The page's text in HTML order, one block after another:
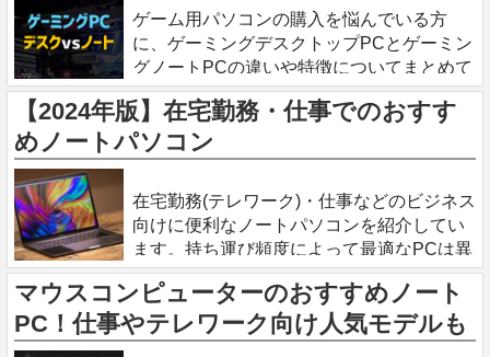
ゲーム用パソコンの購入を悩んでいる方
に、ゲーミングデスクトップPCとゲーミン
グノートPCの違いや特徴についてまとめて
います。メリット・デメリットに加え、予
算に合わせたおすすめゲーミングPCを掲載
しています。 ゲーミングPC
【2024年版】在宅勤務・仕事でのおすす
めノートパソコン
在宅勤務(テレワーク)・仕事などのビジネス
向けに便利なノートパソコンを紹介してい
ます。持ち運び頻度によって最適なPCは異
なります。 ビジネス向けノートパソコンの
選び方 大きさ・重さ ノートPCの液晶サイ
ズは、P
マウスコンピューターのおすすめノート
PC！仕事やテレワーク向け人気モデルも